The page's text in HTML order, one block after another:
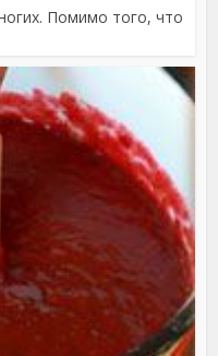
Помимо того, что